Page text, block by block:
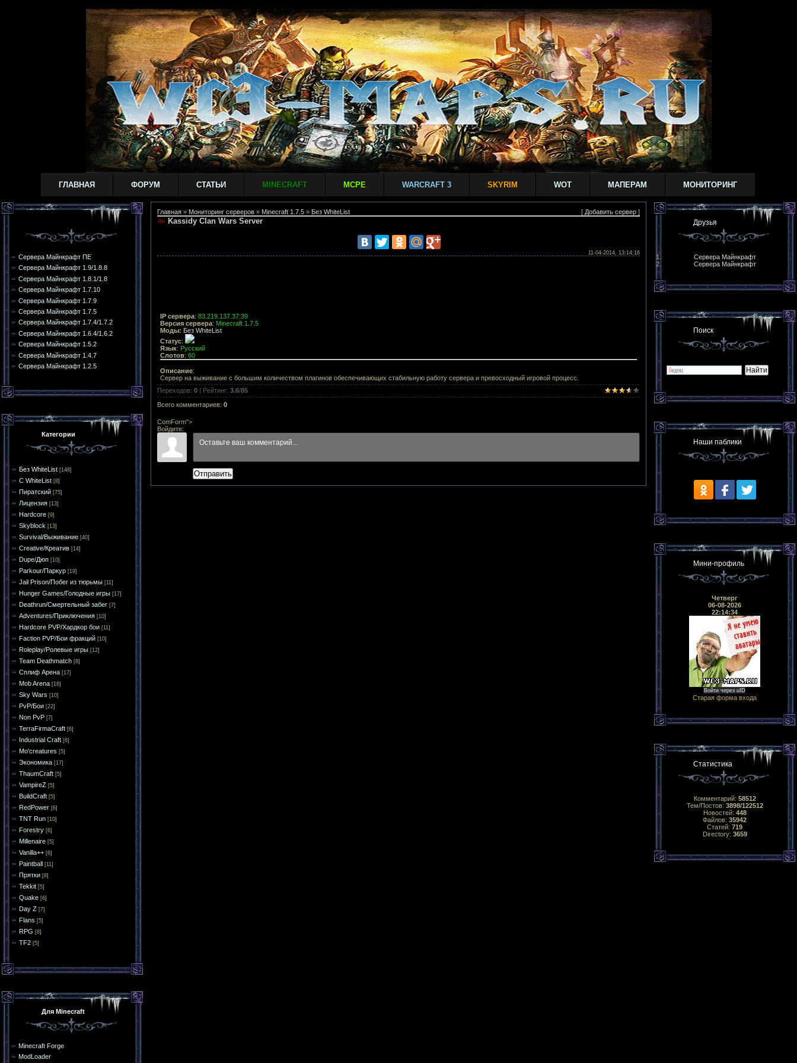
ГЛАВНАЯ ФОРУМ СТАТЬИ MINECRAFT MCPE WARCRAFT 3 SKYRIM WOT МАПЕРАМ МОНИТОРИНГ
Сервера Майнкрафт ПЕ
Сервера Майнкрафт 1.9/1.8.8
Сервера Майнкрафт 1.8.1/1.8
Сервера Майнкрафт 1.7.10
Сервера Майнкрафт 1.7.9
Сервера Майнкрафт 1.7.5
Сервера Майнкрафт 1.7.4/1.7.2
Сервера Майнкрафт 1.6.4/1.6.2
Сервера Майнкрафт 1.5.2
Сервера Майнкрафт 1.4.7
Сервера Майнкрафт 1.2.5
Категории
Без WhiteList [148]
С WhiteList [8]
Пиратский [75]
Лицензия [13]
Hardcore [9]
Skyblock [13]
Survival/Выживание [40]
Creative/Креатив [14]
Dupe/Дюп [10]
Parkour/Паркур [19]
Jail Prison/Побег из тюрьмы [11]
Hunger Games/Голодные игры [17]
Deathrun/Смертельный забег [7]
Adventures/Приключения [10]
Hardcore PVP/Хардкор бои [11]
Faction PVP/Бои фракций [10]
Roleplay/Ролевые игры [12]
Team Deathmatch [8]
Сплиф Арена [17]
Mob Arena [16]
Sky Wars [10]
PvP/Бои [22]
Non PvP [7]
TerraFirmaCraft [6]
Industrial Craft [6]
Mo'creatures [5]
Экономика [17]
ThaumCraft [5]
VampireZ [5]
BuildCraft [5]
RedPower [6]
TNT Run [10]
Forestry [6]
Millenaire [5]
Vanilla++ [6]
Paintball [11]
Прятки [8]
Tekkit [5]
Quake [6]
Day Z [7]
Flans [5]
RPG [8]
TF2 [5]
Для Minecraft
Minecraft Forge
ModLoader
Главная » Мониторинг серверов » Minecraft 1.7.5 » Без WhiteList [ Добавить сервер ]
Kassidy Clan Wars Server
11-04-2014, 13:14:16
IP сервера: 83.219.137.37:39
Версия сервера: Minecraft 1.7.5
Моды: Без WhiteList
Статус:
Язык: Русский
Слотов: 60
Описание:
Сервер на выживание с большим количеством плагинов обеспечивающих стабильную работу сервера и превосходный игровой процесс.
Переходов: 0 | Рейтинг: 3.6/85
Всего комментариев: 0
ComForm">
Войдите:
Отправить
Друзья
Сервера Майнкрафт
Сервера Майнкрафт
Поиск
Наши паблики
Мини-профиль
Четверг
06-08-2026
22:14:34
Войти через uID
Старая форма входа
Статистика
Комментарий: 58512
Тем/Постов: 3898/122512
Новостей: 448
Файлов: 35942
Статей: 719
Directory: 3659